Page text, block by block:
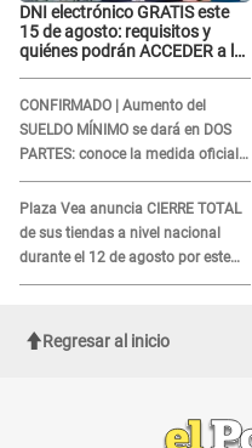
DNI electrónico GRATIS este
15 de agosto: requisitos y
quiénes podrán ACCEDER a la
CONFIRMADO | Aumento del
SUELDO MÍNIMO se dará en DOS
PARTES: conoce la medida oficial
del Ministerio de Economía
Plaza Vea anuncia CIERRE TOTAL
de sus tiendas a nivel nacional
durante el 12 de agosto por este
MOTIVO
Regresar al inicio